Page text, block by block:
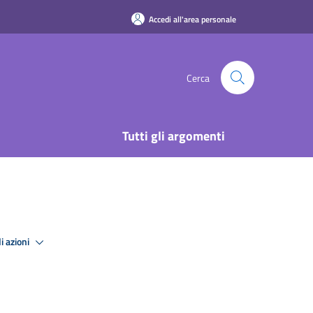
Accedi all'area personale
Cerca
Tutti gli argomenti
azioni